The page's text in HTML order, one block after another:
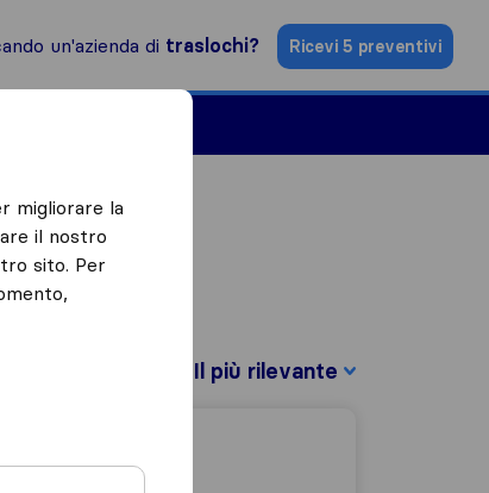
un'azienda di traslochi? Ricevi 5 preventivi
migliorare la
il nostro
sito. Per